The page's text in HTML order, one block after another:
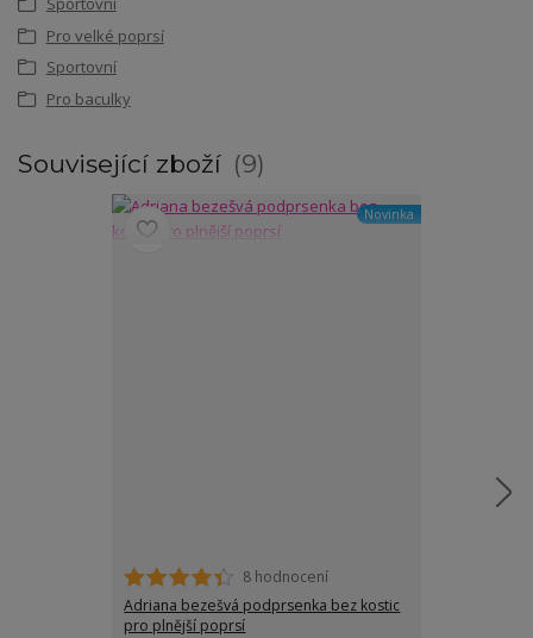
Pro velké poprsí
Sportovní
Pro baculky
Související zboží 9
Novinka
8 hodnocení
Adriana bezešvá podprsenka bez kostic
pro plnější poprsí